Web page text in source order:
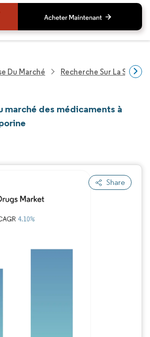
Du Marché Recherche Sur La Santé
marché des médicaments à
Share